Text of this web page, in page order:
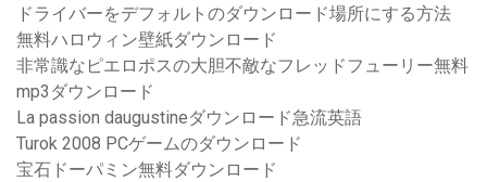
ドライバーをデフォルトのダウンロード場所にする方法
無料ハロウィン壁紙ダウンロード
非常識なピエロポスの大胆不敵なフレッドフューリー無料
mp3ダウンロード
La passion daugustineダウンロード急流英語
Turok 2008 PCゲームのダウンロード
宝石ドーパミン無料ダウンロード